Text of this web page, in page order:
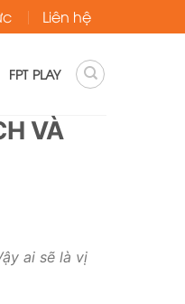
Liên hệ
FPT PLAY
VÀ
ai sẽ là vị